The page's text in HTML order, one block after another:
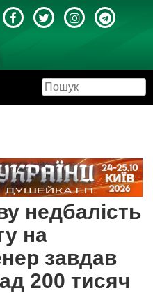
недбалість
на
завдав
200 тисяч